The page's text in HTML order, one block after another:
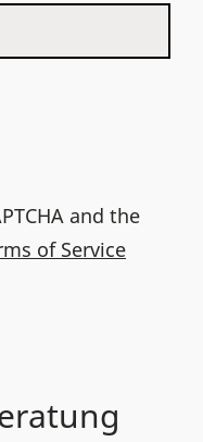
and the
of Service